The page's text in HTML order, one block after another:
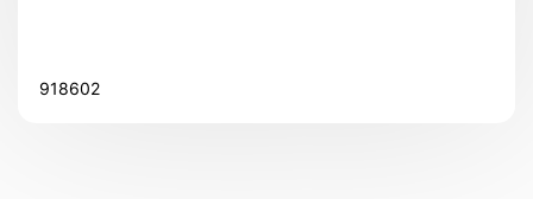
918602